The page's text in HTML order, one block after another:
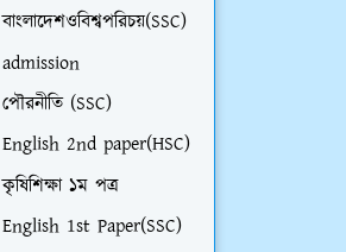
বাংলাদেশওবিশ্বপরিচয়(SSC)
admission
পৌরনীতি (SSC)
English 2nd paper(HSC)
কৃষিশিক্ষা ১ম পত্র
English 1st Paper(SSC)